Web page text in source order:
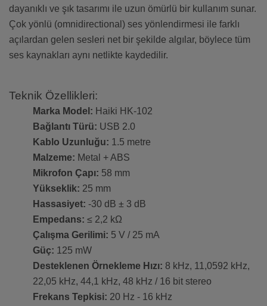
dayanıklı ve şık tasarımı ile uzun ömürlü bir kullanım sunar.
Çok yönlü (omnidirectional) ses yönlendirmesi ile farklı
açılardan gelen sesleri net bir şekilde algılar, böylece tüm
ses kaynakları aynı netlikte kaydedilir.
Teknik Özellikleri:
Marka Model: Haiki HK-102
Bağlantı Türü: USB 2.0
Kablo Uzunluğu: 1.5 metre
Malzeme: Metal + ABS
Mikrofon Çapı: 58 mm
Yükseklik: 25 mm
Hassasiyet: -30 dB ± 3 dB
Empedans: ≤ 2,2 kΩ
Çalışma Gerilimi: 5 V / 25 mA
Güç: 125 mW
Desteklenen Örnekleme Hızı: 8 kHz, 11,0592 kHz,
22,05 kHz, 44,1 kHz, 48 kHz / 16 bit stereo
Frekans Tepkisi: 20 Hz - 16 kHz